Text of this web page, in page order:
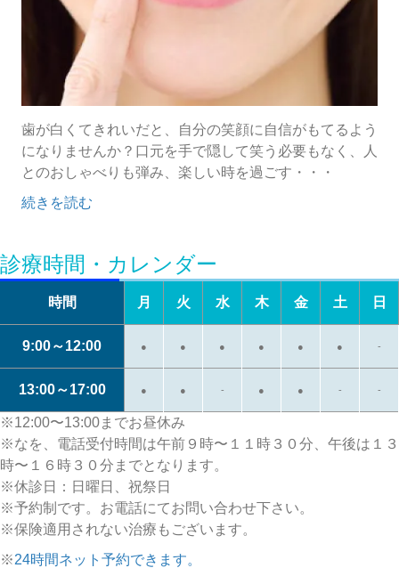
歯が白くてきれいだと、自分の笑顔に自信がもてるよう
になりませんか？口元を手で隠して笑う必要もなく、人
とのおしゃべりも弾み、楽しい時を過ごす・・・
続きを読む
診療時間・カレンダー
時間 月 火 水 木 金 土 日
9:00～12:00 ● ● ● ● ● ● -
13:00～17:00 ● ● - ● ● - -
※12:00〜13:00までお昼休み
※なを、電話受付時間は午前９時〜１１時３０分、午後は１３
時〜１６時３０分までとなります。
※休診日：日曜日、祝祭日
※予約制です。お電話にてお問い合わせ下さい。
※保険適用されない治療もございます。
※24時間ネット予約できます。